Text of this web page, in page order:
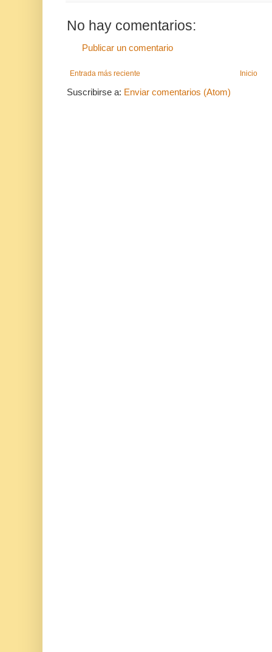
No hay comentarios:
Publicar un comentario
Entrada más reciente Inicio
Suscribirse a: Enviar comentarios (Atom)